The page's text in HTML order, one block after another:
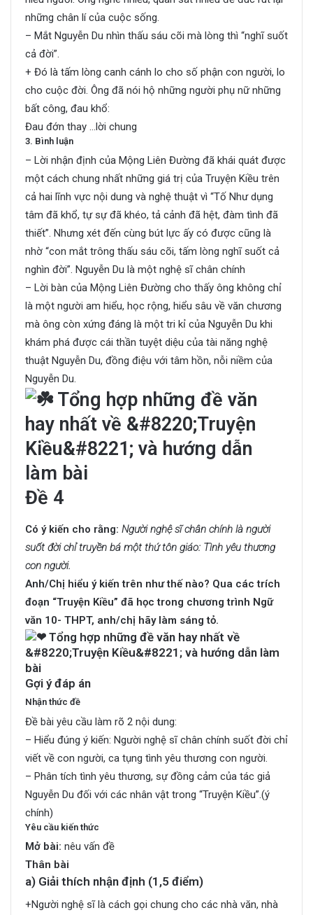
những chân lí của cuộc sống.
– Mắt Nguyễn Du nhìn thấu sáu cõi mà lòng thì “nghĩ suốt
cả đời”.
+ Đó là tấm lòng canh cánh lo cho số phận con người, lo
cho cuộc đời. Ông đã nói hộ những người phụ nữ những
bất công, đau khổ:
Đau đớn thay …lời chung
3. Bình luận
– Lời nhận định của Mộng Liên Đường đã khái quát được
một cách chung nhất những giá trị của Truyện Kiều trên
cả hai lĩnh vực nội dung và nghệ thuật vì “Tố Như dụng
tâm đã khổ, tự sự đã khéo, tả cảnh đã hệt, đàm tình đã
thiết”. Nhưng xét đến cùng bút lực ấy có được cũng là
nhờ “con mắt trông thấu sáu cõi, tấm lòng nghĩ suốt cả
nghìn đời”. Nguyễn Du là một nghệ sĩ chân chính
– Lời bàn của Mộng Liên Đường cho thấy ông không chỉ
là một người am hiểu, học rộng, hiểu sâu về văn chương
mà ông còn xứng đáng là một tri kỉ của Nguyễn Du khi
khám phá được cái thần tuyệt diệu của tài năng nghệ
thuật Nguyễn Du, đồng điệu với tâm hồn, nỗi niềm của
Nguyễn Du.
Đề 4
Có ý kiến cho rằng: Người nghệ sĩ chân chính là người
suốt đời chỉ truyền bá một thứ tôn giáo: Tình yêu thương
con người.
Anh/Chị hiểu ý kiến trên như thế nào? Qua các trích
đoạn “Truyện Kiều” đã học trong chương trình Ngữ
văn 10- THPT, anh/chị hãy làm sáng tỏ.
Gợi ý đáp án
Nhận thức đề
Đề bài yêu cầu làm rõ 2 nội dung:
– Hiểu đúng ý kiến: Người nghệ sĩ chân chính suốt đời chỉ
viết về con người, ca tụng tình yêu thương con người.
– Phân tích tình yêu thương, sự đồng cảm của tác giả
Nguyễn Du đối với các nhân vật trong “Truyện Kiều”.(ý
chính)
Yêu cầu kiến thức
Mở bài: nêu vấn đề
Thân bài
a) Giải thích nhận định (1,5 điểm)
+Người nghệ sĩ là cách gọi chung cho các nhà văn, nhà